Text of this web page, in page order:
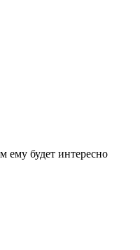
ему будет интересно